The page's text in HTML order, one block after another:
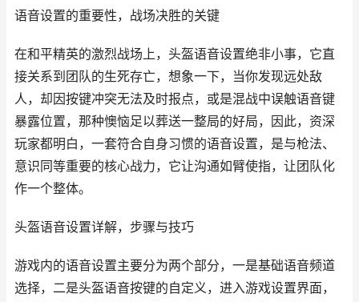
语音设置的重要性，战场决胜的关键
在和平精英的激烈战场上，头盔语音设置绝非小事，它直
接关系到团队的生死存亡，想象一下，当你发现远处敌
人，却因按键冲突无法及时报点，或是混战中误触语音键
暴露位置，那种懊恼足以葬送一整局的好局，因此，资深
玩家都明白，一套符合自身习惯的语音设置，是与枪法、
意识同等重要的核心战力，它让沟通如臂使指，让团队化
作一个整体。
头盔语音设置详解，步骤与技巧
游戏内的语音设置主要分为两个部分，一是基础语音频道
选择，二是头盔语音按键的自定义，进入游戏设置界面，